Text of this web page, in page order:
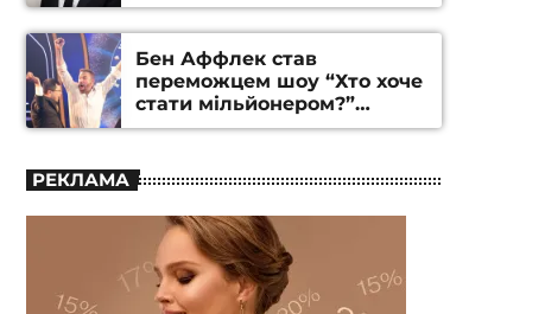
Бен Аффлек став
переможцем шоу “Хто хоче
стати мільйонером?”
(ВІДЕО)
РЕКЛАМА